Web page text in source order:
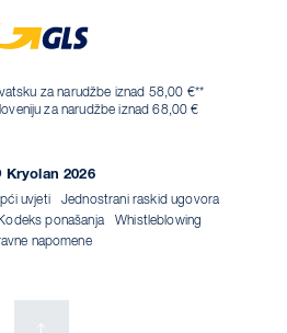
za narudžbe iznad 58,00 €**
za narudžbe iznad 68,00 €
Kryolan 2026
uvjeti
Jednostrani raskid ugovora
ponašanja
Whistleblowing
napomene